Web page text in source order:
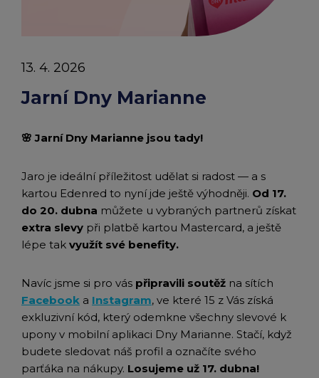
Edenred Card FKSP
Stravenkový portál
Edenred Čistý
Jarní Dny Marianne
13. 4. 2026
🌸 Jarní Dny Marianne jsou tady!
Jaro je ideální příležitost udělat si radost — a s
kartou Edenred to nyní jde ještě výhodněji. Od 17.
do 20. dubna můžete u vybraných partnerů získat
extra slevy při platbě kartou Mastercard, a ještě
lépe tak využít své benefity.
Navíc jsme si pro vás připravili soutěž na sítích
Facebook a Instagram, ve které 15 z Vás získá
exkluzivní kód, který odemkne všechny slevové k
upony v mobilní aplikaci Dny Marianne. Stačí, když
budete sledovat náš profil a označíte svého
parťáka na nákupy. Losujeme už 17. dubna!